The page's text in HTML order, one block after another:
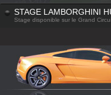
STAGE LAMBORGHINI
Stage disponible sur le Grand